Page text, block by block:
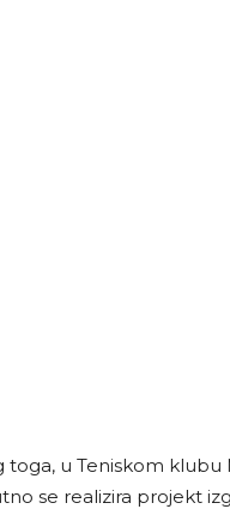
toga, u Teniskom klubu
se realizira projekt